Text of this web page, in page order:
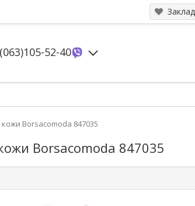
52-40
Borsacomoda 847035
Borsacomoda 847035